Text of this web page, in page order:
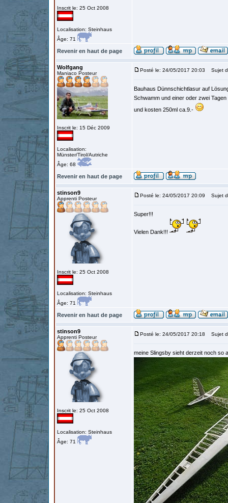
Inscrit le: 25 Oct 2008
Localisation: Steinhaus
Âge: 71
Revenir en haut de page
Wolfgang
Maniaco Posteur
Inscrit le: 15 Déc 2009
Localisation:
Münster/Tirol/Autriche
Âge: 68
Posté le: 24/05/2017 20:03 Sujet
Bauhaus Dünnschichtlasur auf
Schwamm und einer oder zwei
und kosten 250ml ca.9.-
Revenir en haut de page
stinson9
Apprenti Posteur
Inscrit le: 25 Oct 2008
Localisation: Steinhaus
Âge: 71
Posté le: 24/05/2017 20:09 Sujet
Super!!!
Vielen Dank!!!
Revenir en haut de page
stinson9
Apprenti Posteur
Inscrit le: 25 Oct 2008
Localisation: Steinhaus
Âge: 71
Posté le: 24/05/2017 20:18 Sujet
meine Slingsby sieht derzeit noch so